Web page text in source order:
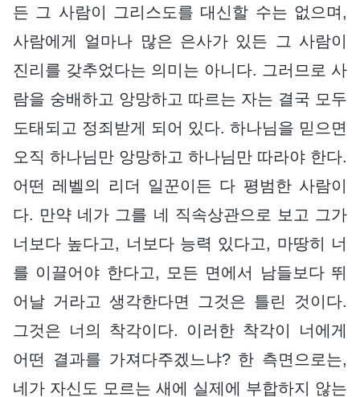
든 그 사람이 그리스도를 대신할 수는 없으며,
사람에게 얼마나 많은 은사가 있든 그 사람이
진리를 갖추었다는 의미는 아니다. 그러므로 사
람을 숭배하고 앙망하고 따르는 자는 결국 모두
도태되고 정죄받게 되어 있다. 하나님을 믿으면
오직 하나님만 앙망하고 하나님만 따라야 한다.
어떤 레벨의 리더 일꾼이든 다 평범한 사람이
다. 만약 네가 그를 네 직속상관으로 보고 그가
너보다 높다고, 너보다 능력 있다고, 마땅히 너
를 이끌어야 한다고, 모든 면에서 남들보다 뛰
어날 거라고 생각한다면 그것은 틀린 것이다.
그것은 너의 착각이다. 이러한 착각이 너에게
어떤 결과를 가져다주겠느냐? 한 측면으로는,
네가 자신도 모르는 새에 실제에 부합하지 않는